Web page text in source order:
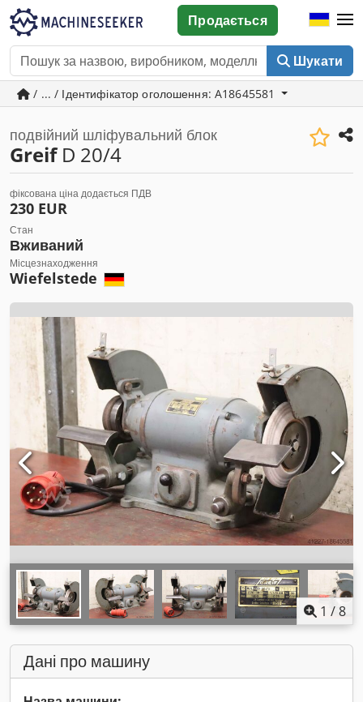
Шукати
Продається
/ ... / Ідентифікатор оголошення: A18645581
подвійний шліфувальний блок
GreifD 20/4
фіксована ціна додається ПДВ
230 EUR
Стан
Вживаний
Місцезнаходження
Wiefelstede
1 /8
Дані про машину